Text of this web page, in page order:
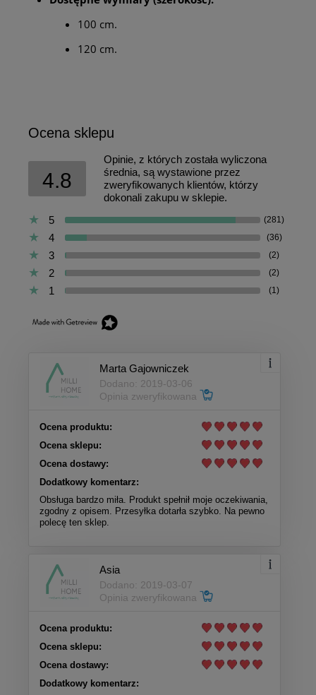
100 cm.
120 cm.
Ocena sklepu
4.8
Opinie, z których została wyliczona
średnia, są wystawione przez
zweryfikowanych klientów, którzy
dokonali zakupu w sklepie.
5
(281)
4 (36)
3 (2)
2 (2)
1 (1)
Marta Gajowniczek
Dodano: 2019-03-06
Opinia zweryfikowana
Ocena produktu:
Ocena sklepu:
Ocena dostawy:
Dodatkowy komentarz:
Obsługa bardzo miła. Produkt spełnił moje oczekiwania,
zgodny z opisem. Przesyłka dotarła szybko. Na pewno
polecę ten sklep.
Asia
Dodano: 2019-03-07
Opinia zweryfikowana
Ocena produktu:
Ocena sklepu:
Ocena dostawy:
Dodatkowy komentarz: